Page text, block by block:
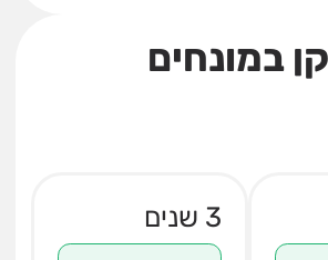
במונחים
3 שנים